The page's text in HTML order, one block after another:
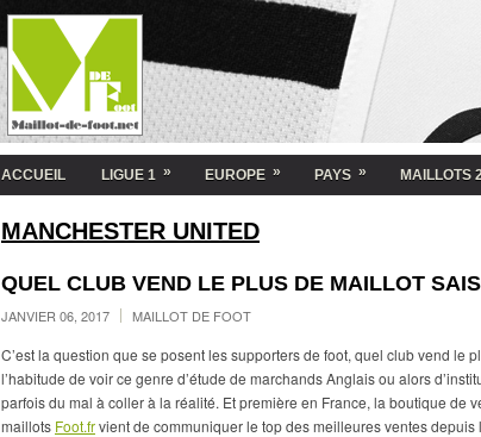
ACCUEIL LIGUE 1 » EUROPE » PAYS » MAILLOTS
MANCHESTER UNITED
QUEL CLUB VEND LE PLUS DE MAILLOT
JANVIER 06, 2017 MAILLOT DE FOOT
C’est la question que se posent les supporters de foot, quel club vend le
l’habitude de voir ce genre d’étude de marchands Anglais ou alors
parfois du mal à coller à la réalité. Et première en France, la boutique de
maillots Foot.frvient de communiquer le top des meilleures ventes